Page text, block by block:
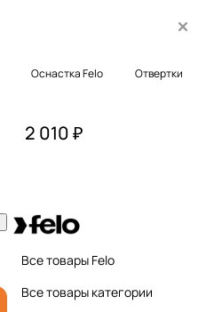
Оснастка Felo Отвертки
2 010 ₽
Все товары Felo
Все товары категории